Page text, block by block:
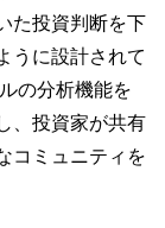
た投資判断を下
うに設計されて
の分析機能を
、投資家が共有
コミュニティを